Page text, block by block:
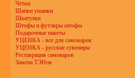
Чётки
Шапки ушанки
Шкатулки
Штофы и футляры штофы
Подарочные пакеты
УЦЕНКА - все для самоваров
УЦЕНКА - русские сувениры
Реставрация самоваров
Замена ТЭНов